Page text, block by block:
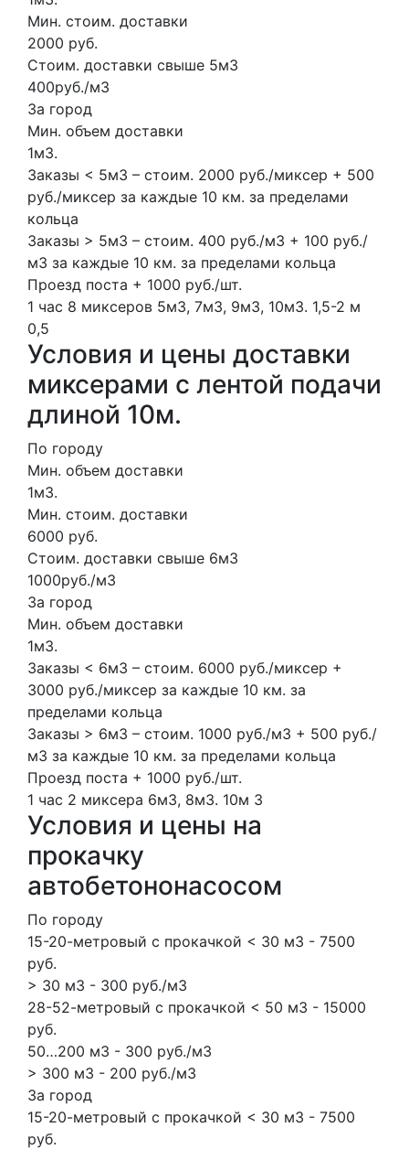
Мин. стоим. доставки
2000 руб.
Стоим. доставки свыше 5м3
400руб./м3
За город
Мин. объем доставки
1м3.
Заказы < 5м3 – стоим. 2000 руб./миксер + 500
руб./миксер за каждые 10 км. за пределами
кольца
Заказы > 5м3 – стоим. 400 руб./м3 + 100 руб./
м3 за каждые 10 км. за пределами кольца
Проезд поста + 1000 руб./шт.
1 час 8 миксеров 5м3, 7м3, 9м3, 10м3. 1,5-2 м
0,5
Условия и цены доставки
миксерами с лентой подачи
длиной 10м.
По городу
Мин. объем доставки
1м3.
Мин. стоим. доставки
6000 руб.
Стоим. доставки свыше 6м3
1000руб./м3
За город
Мин. объем доставки
1м3.
Заказы < 6м3 – стоим. 6000 руб./миксер +
3000 руб./миксер за каждые 10 км. за
пределами кольца
Заказы > 6м3 – стоим. 1000 руб./м3 + 500 руб./
м3 за каждые 10 км. за пределами кольца
Проезд поста + 1000 руб./шт.
1 час 2 миксера 6м3, 8м3. 10м 3
Условия и цены на
прокачку
автобетононасосом
По городу
15-20-метровый с прокачкой < 30 м3 - 7500
руб.
> 30 м3 - 300 руб./м3
28-52-метровый с прокачкой < 50 м3 - 15000
руб.
50…200 м3 - 300 руб./м3
> 300 м3 - 200 руб./м3
За город
15-20-метровый с прокачкой < 30 м3 - 7500
руб.